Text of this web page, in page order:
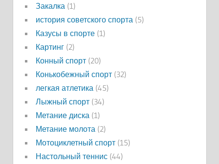
Закалка (1)
история советского спорта (5)
Казусы в спорте(1)
Картинг(2)
Конный спорт(20)
Конькобежный спорт(32)
легкая атлетика (45)
Лыжный спорт(34)
Метание диска (1)
Метание молота (2)
Мотоциклетный спорт(15)
Настольный теннис(44)